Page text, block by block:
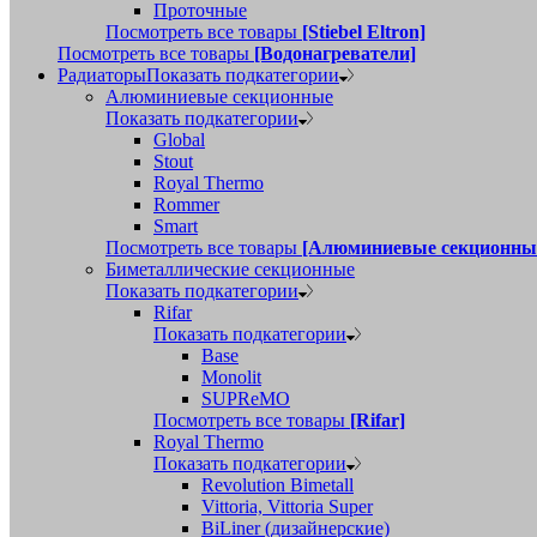
Проточные
Посмотреть все товары [Stiebel Eltron]
Посмотреть все товары [Водонагреватели]
РадиаторыПоказать подкатегории
Алюминиевые секционные
Показать подкатегории
Global
Stout
Royal Thermo
Rommer
Smart
Посмотреть все товары [Алюминиевые
Биметаллические секционные
Показать подкатегории
Rifar
Показать подкатегории
Base
Monolit
SUPReMO
Посмотреть все товары [Rifar]
Royal Thermo
Показать подкатегории
Revolution Bimetall
Vittoria, Vittoria Super
BiLiner (дизайнерские)